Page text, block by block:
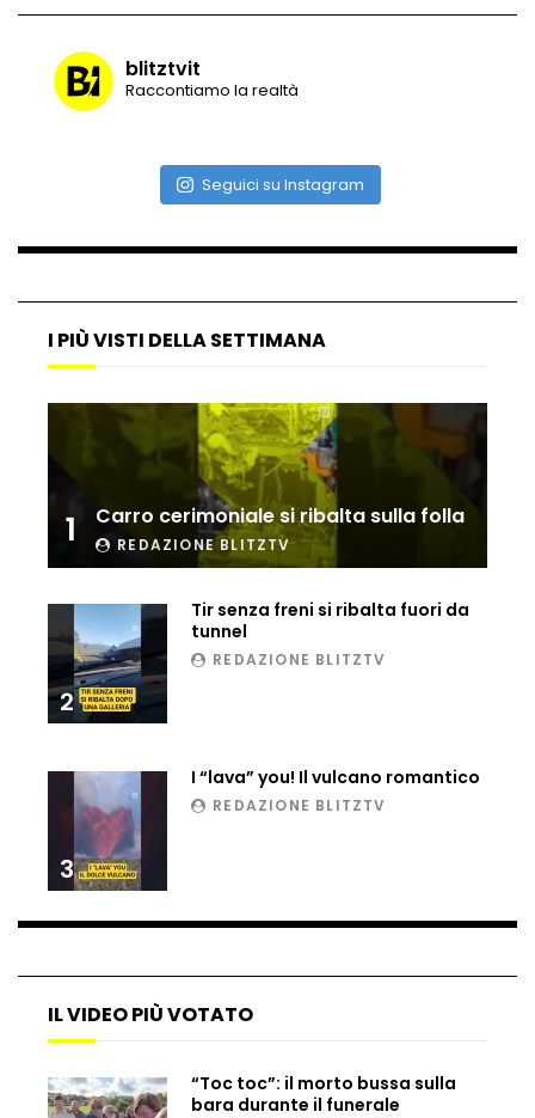
Il gelo estremo crea un vulcano
Ammiocuggino con la ruspa… finisce
Incidente aereo a Mogadiscio, aereo
perde il controllo
Ucraina, ecco come gli F16 intercettano
i droni russi
Tir bloccato sul passaggio a livello:
Parco divertimenti, attrazione cede
all’improvviso
Auto fuori controllo in Guatemala,
Russia sotto zero: fiumi congelati e navi
rompighiaccio a Mosca
blitztvit
Raccontiamo la realtà
Seguici su Instagram
I PIÙ VISTI DELLA SETTIMANA
1 Carro cerimoniale si ribalta sulla folla
REDAZIONE BLITZTV
2
Tir senza freni si ribalta fuori da
tunnel
REDAZIONE BLITZTV
3
I “lava” you! Il vulcano romantico
REDAZIONE BLITZTV
IL VIDEO PIÙ VOTATO
“Toc toc”: il morto bussa sulla
bara durante il funerale